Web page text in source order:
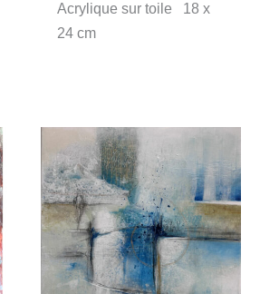
Acrylique sur toile 18 x
24 cm